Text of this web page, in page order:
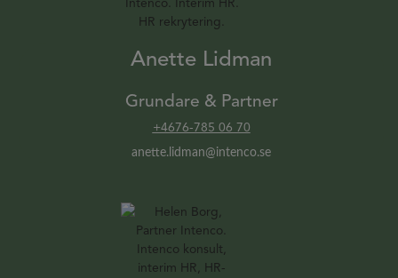
Anette Lidman
Grundare & Partner
+4676-785 06 70
anette.lidman@intenco.se